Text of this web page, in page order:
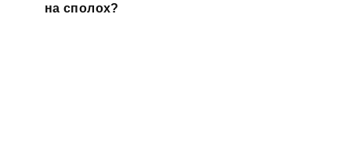
на сполох?